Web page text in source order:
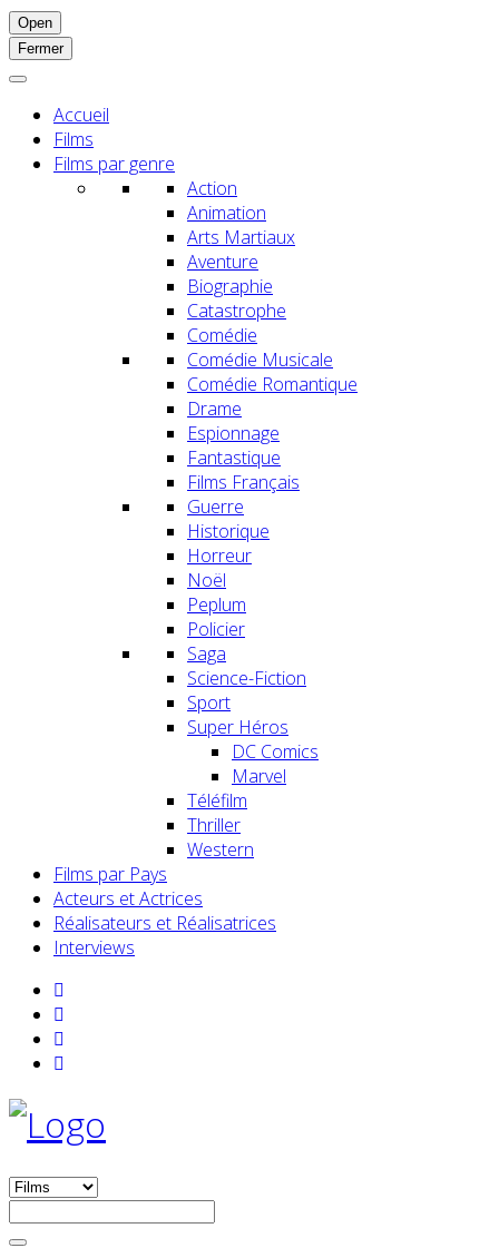
Open
Fermer
Accueil
Films
Films par genre
Action
Animation
Arts Martiaux
Aventure
Biographie
Catastrophe
Comédie
Comédie Musicale
Comédie Romantique
Drame
Espionnage
Fantastique
Films Français
Guerre
Historique
Horreur
Noël
Peplum
Policier
Saga
Science-Fiction
Sport
Super Héros
DC Comics
Marvel
Téléfilm
Thriller
Western
Films par Pays
Acteurs et Actrices
Réalisateurs et Réalisatrices
Interviews